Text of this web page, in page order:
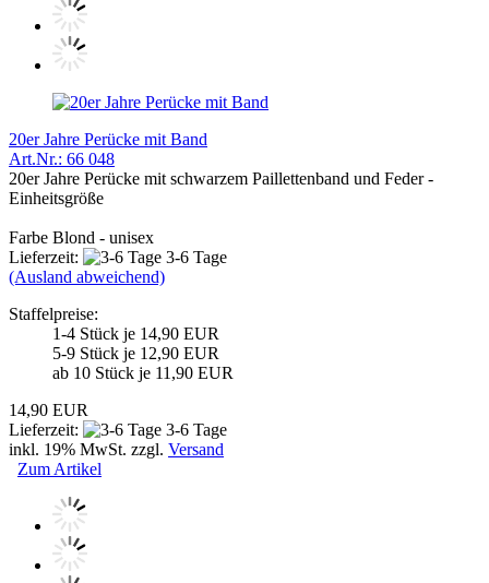
20er Jahre Perücke mit Band
Art.Nr.: 66 048
20er Jahre Perücke mit schwarzem Paillettenband und Feder -
Einheitsgröße
Farbe Blond - unisex
Lieferzeit:
3-6 Tage
(Ausland abweichend)
Staffelpreise:
1-4 Stück je 14,90 EUR
5-9 Stück je 12,90 EUR
ab 10 Stück je 11,90 EUR
14,90 EUR
Lieferzeit:
3-6 Tage
inkl. 19% MwSt. zzgl. Versand
Zum Artikel